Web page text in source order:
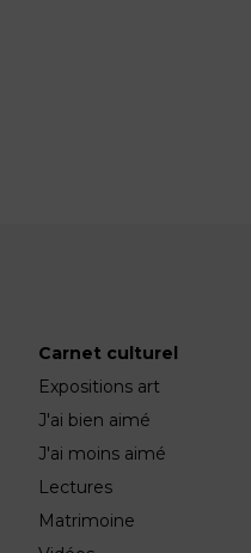
Carnet culturel
Expositions art
J'ai bien aimé
J'ai moins aimé
Lectures
Matrimoine